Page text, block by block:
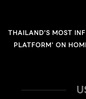
THAILAND'S MOST
PLATFORM' ON